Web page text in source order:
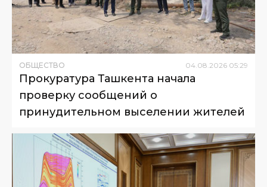
ОБЩЕСТВО 04 08 2026 05:29
Прокуратура Ташкента начала
проверку сообщений о
принудительном выселении жителей